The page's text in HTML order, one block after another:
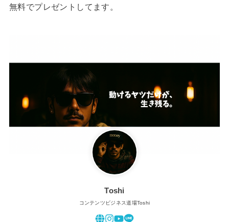
無料でプレゼントしてます。
Toshi
コンテンツビジネス道場Toshi